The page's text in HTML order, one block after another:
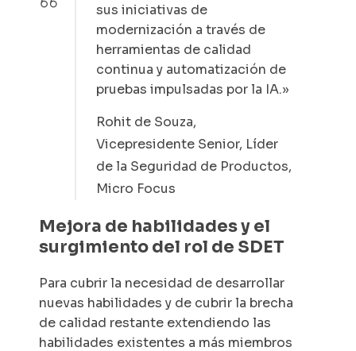
sus iniciativas de
modernización a través de
herramientas de calidad
continua y automatización de
pruebas impulsadas por la IA.»
Rohit de Souza,
Vicepresidente Senior, Líder
de la Seguridad de Productos,
Micro Focus
Mejora de habilidades y el
surgimiento del rol de SDET
Para cubrir la necesidad de desarrollar
nuevas habilidades y de cubrir la brecha
de calidad restante extendiendo las
habilidades existentes a más miembros